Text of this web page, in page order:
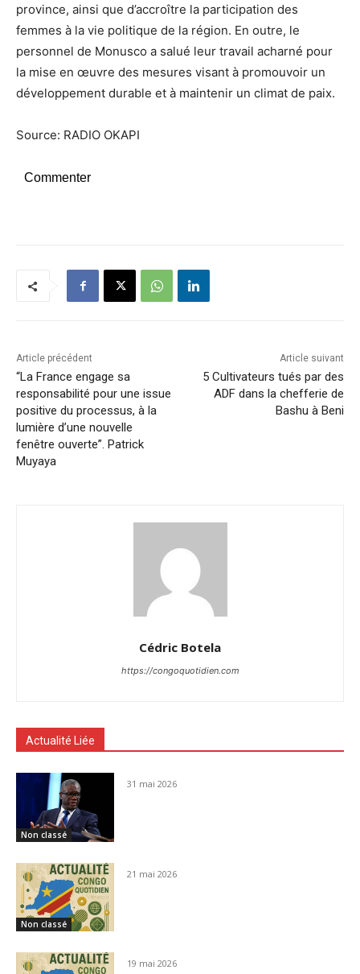
province, ainsi que d’accroître la participation des
femmes à la vie politique de la région. En outre, le
personnel de Monusco a salué leur travail acharné pour
la mise en œuvre des mesures visant à promouvoir un
développement durable et à maintenir un climat de paix.
Source: RADIO OKAPI
Commenter
Article précédent
“La France engage sa
responsabilité pour une issue
positive du processus, à la
lumière d’une nouvelle
fenêtre ouverte”. Patrick
Muyaya
Article suivant
5 Cultivateurs tués par des
ADF dans la chefferie de
Bashu à Beni
Cédric Botela
https://congoquotidien.com
Actualité Liée
Non classé
31 mai 2026
Non classé
21 mai 2026
19 mai 2026